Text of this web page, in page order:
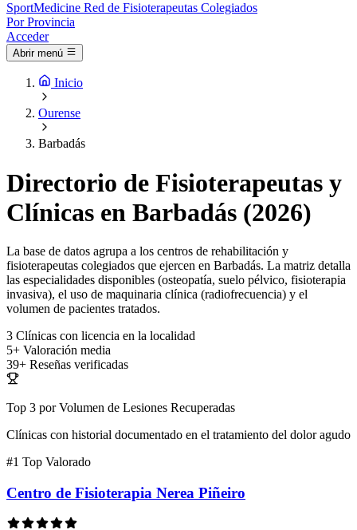
SportMedicine Red de Fisioterapeutas Colegiados
Por Provincia
Acceder
Abrir menú
Inicio
Ourense
Barbadás
Directorio de Fisioterapeutas y
Clínicas en Barbadás (2026)
La base de datos agrupa a los centros de rehabilitación y
fisioterapeutas colegiados que ejercen en Barbadás. La matriz detalla
las especialidades disponibles (osteopatía, suelo pélvico, fisioterapia
invasiva), el uso de maquinaria clínica (radiofrecuencia) y el
volumen de pacientes tratados.
3 Clínicas con licencia en la localidad
5+ Valoración media
39+ Reseñas verificadas
Top 3 por Volumen de Lesiones Recuperadas
Clínicas con historial documentado en el tratamiento del dolor agudo
#1 Top Valorado
Centro de Fisioterapia Nerea Piñeiro